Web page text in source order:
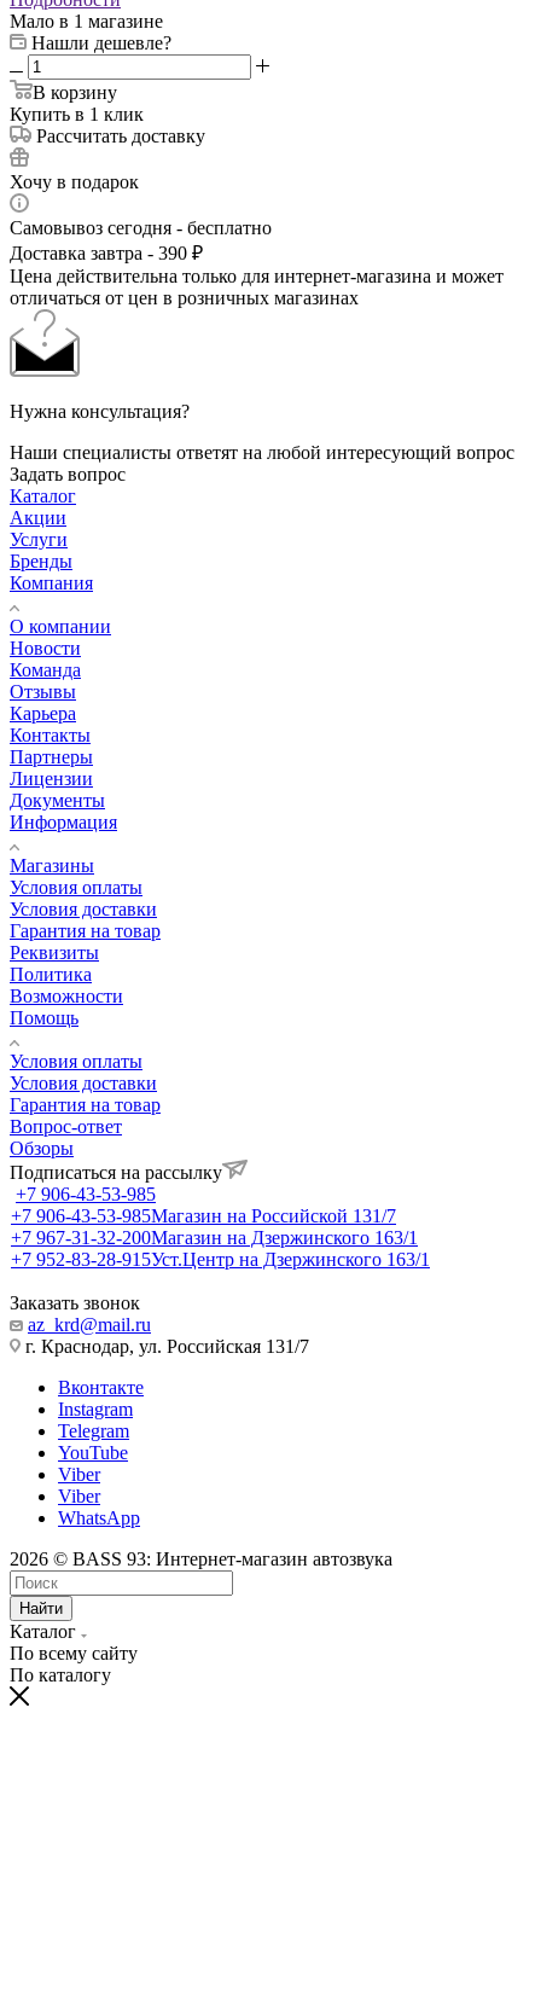
Мало в 1 магазине
Нашли дешевле?
В корзину
Купить в 1 клик
Рассчитать доставку
Хочу в подарок
Самовывоз сегодня - бесплатно
Доставка завтра - 390 ₽
Цена действительна только для интернет-магазина и может
отличаться от цен в розничных магазинах
Нужна консультация?
Наши специалисты ответят на любой интересующий вопрос
Задать вопрос
Каталог
Акции
Услуги
Бренды
Компания
О компании
Новости
Команда
Отзывы
Карьера
Контакты
Партнеры
Лицензии
Документы
Информация
Магазины
Условия оплаты
Условия доставки
Гарантия на товар
Реквизиты
Политика
Возможности
Помощь
Условия оплаты
Условия доставки
Гарантия на товар
Вопрос-ответ
Обзоры
Подписаться на рассылку
+7 906-43-53-985
+7 906-43-53-985Магазин на Российской 131/7
+7 967-31-32-200Магазин на Дзержинского 163/1
+7 952-83-28-915Уст.Центр на Дзержинского 163/1
Заказать звонок
az_krd@mail.ru
г. Краснодар, ул. Российская 131/7
Вконтакте
Instagram
Telegram
YouTube
Viber
Viber
WhatsApp
2026 © BASS 93: Интернет-магазин автозвука
Найти
Каталог
По всему сайту
По каталогу